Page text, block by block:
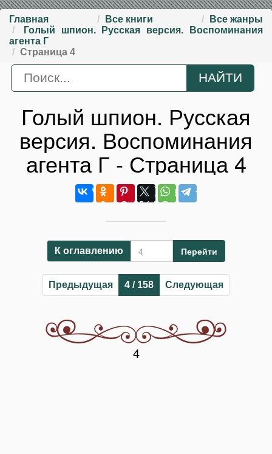
Главная Все книги
Все жанры
Голый шпион. Русская версия. Воспоминания
агента Г
Страница 4
Голый шпион. Русская
версия. Воспоминания
агента Г - Страница 4
К оглавлению Перейти
Предыдущая 4 / 158 Следующая
4